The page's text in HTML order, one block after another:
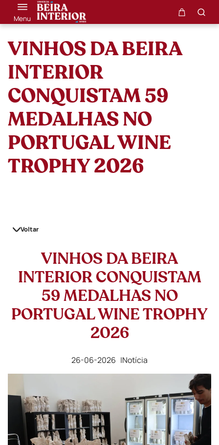
Menu
VINHOS DA BEIRA
INTERIOR
CONQUISTAM 59
MEDALHAS NO
PORTUGAL WINE
TROPHY 2026
Voltar
VINHOS DA BEIRA
INTERIOR CONQUISTAM
59 MEDALHAS NO
PORTUGAL WINE TROPHY
2026
26-06-2026 |Notícia